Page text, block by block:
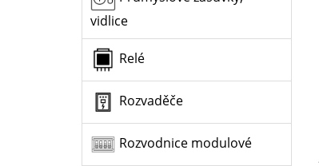
vidlice
Relé
Rozvaděče
Rozvodnice modulové